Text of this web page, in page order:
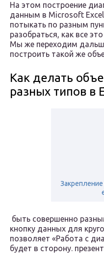
На этом построение
данным в Microsoft
потыкать по разным
разобраться, как все
Мы же переходим
построить такой же
Как делать
разных типов в
быть совершенно
кнопку​ данных для
позволяет​ «Работа с
будет​ в сторону.​